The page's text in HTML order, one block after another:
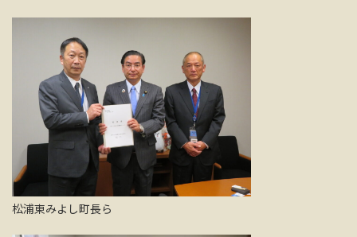
松浦東みよし町長ら